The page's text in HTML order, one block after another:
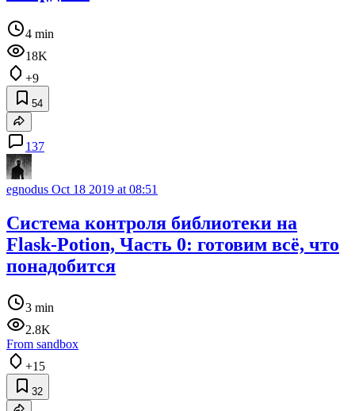
4 min
18K
+9
54
137
egnodus Oct 18 2019 at 08:51
Система контроля библиотеки на
Flask-Potion, Часть 0: готовим всё, что
понадобится
3 min
2.8K
From sandbox
+15
32